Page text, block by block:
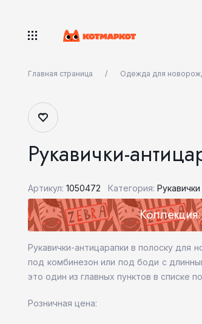
Главная страница Одежда для
Рукавички-
Артикул: 1050472 Категория: Рукавички
Рукавички-антицарапки в полоску
под комбинезон или под боди с
это один из главных пунктов в списке
Розничная цена: